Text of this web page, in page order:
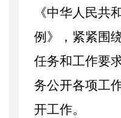
《中华人民共
例》，紧紧围
任务和工作要
务公开各项工
开工作。